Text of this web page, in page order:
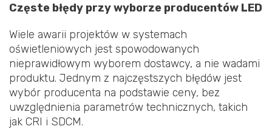
Częste błędy przy wyborze producentów LED
Wiele awarii projektów w systemach
oświetleniowych jest spowodowanych
nieprawidłowym wyborem dostawcy, a nie wadami
produktu. Jednym z najczęstszych błędów jest
wybór producenta na podstawie ceny, bez
uwzględnienia parametrów technicznych, takich
jak CRI i SDCM.